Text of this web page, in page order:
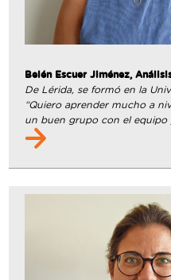
Belén Escuer Jiménez,
De Lérida, se formó en la
“Quiero aprender mucho a
un buen grupo con el equipo